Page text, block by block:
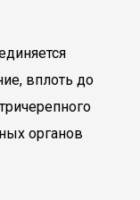
вплоть до
органов